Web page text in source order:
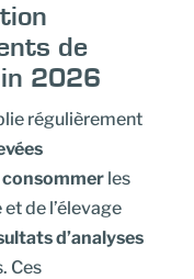
de
2026
régulièrement
consommerles
de l’élevage
d’analyses
Ces